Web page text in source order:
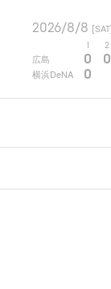
2026/8/8 [SAT]
2
広島 0 0
横浜DeNA 0